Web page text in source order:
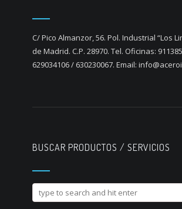
C/ Pico Almanzor, 56. Pol. Industrial “Los
de Madrid. C.P. 28970. Tel. Oficinas:
629034106 / 630230067. Email:
BUSCAR PRODUCTOS / SERVICIOS